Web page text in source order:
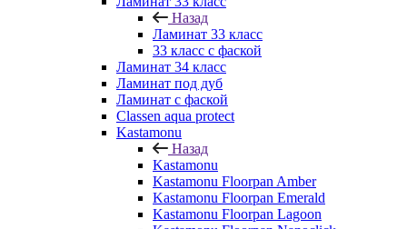
Назад
Ламинат 33 класс
33 класс с фаской
Ламинат 34 класс
Ламинат под дуб
Ламинат с фаской
Classen aqua protect
Kastamonu
Назад
Kastamonu
Kastamonu Floorpan Amber
Kastamonu Floorpan Emerald
Kastamonu Floorpan Lagoon